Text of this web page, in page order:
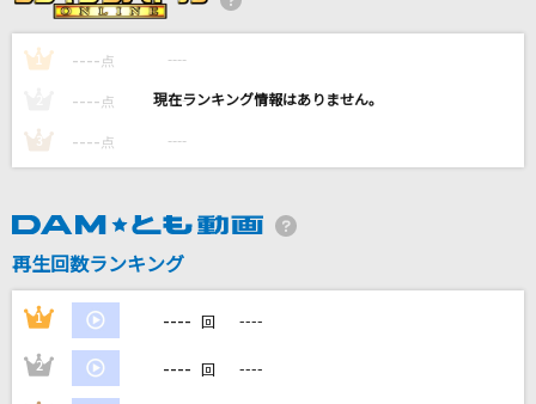
[生音]しなやかに歌って
[生音]#情とは
This is LAST
1 ---- 点 ----
---- 点 ----
3 ---- 点 ----
再生回数ランキング
1 ---- 回 ----
2 ---- 回 ----